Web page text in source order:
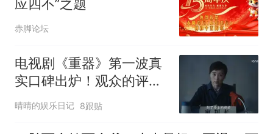
应四不”之题
赤脚论坛
电视剧《重器》第一波真
实口碑出炉！观众的评价
和打分一针见血
晴晴的娱乐日记 8跟贴